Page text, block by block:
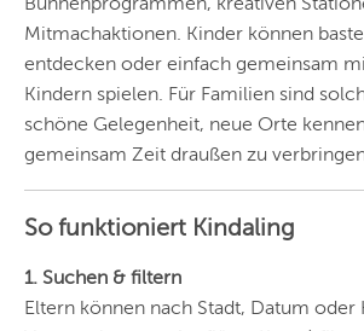
HAMBURG
FRANKFURT
DÜSSELDORF
HANNOVER
Mitmachaktionen. Kinder können
entdecken oder einfach gemeinsam
Kindern spielen. Für Familien sind
schöne Gelegenheit, neue Orte
gemeinsam Zeit draußen zu
So funktioniert Kindaling
1. Suchen & filtern
Eltern können nach Stadt, Datum oder